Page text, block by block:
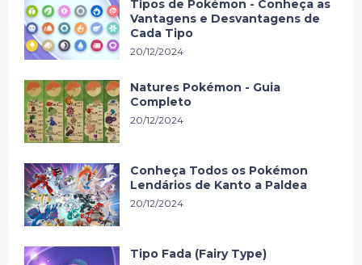
Tipos de Pokémon - Conheça as
Vantagens e Desvantagens de
Cada Tipo
20/12/2024
Natures Pokémon - Guia
Completo
20/12/2024
Conheça Todos os Pokémon
Lendários de Kanto a Paldea
20/12/2024
Tipo Fada (Fairy Type)